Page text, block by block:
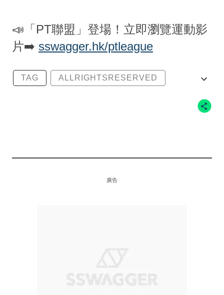
📣「PT聯盟」登場！立即瀏覽運動影
片➡️ sswagger.hk/ptleague
TAG ALLRIGHTSRESERVED
廣告